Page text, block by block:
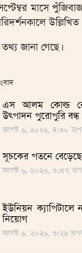
মাসে
জানা গেছে।
এস আলম কোল্ড
উৎপাদন পুরোপুরি বন্ধ
আগস্ট ৬, ২০২৬, ৪:৩০
সূচকের পতনে
আগস্ট ৬, ২০২৬, ৩:৩৭
ইউনিয়ন ক্যাপিটালে
নিয়োগ
আগস্ট ৬, ২০২৬, ৩:২৯